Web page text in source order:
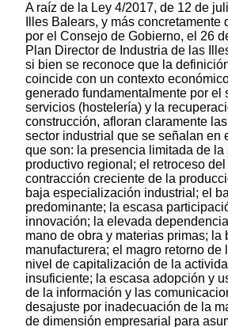
A raíz de la Ley 4/2017, de 12 de
Illes Balears, y más
por el Consejo de Gobierno, el 26
Plan Director de Industria de las
si bien se reconoce que la
coincide con un contexto
generado fundamentalmente por el
servicios (hostelería) y la
construcción, afloran claramente
sector industrial que se señalan en
que son: la presencia limitada de
productivo regional; el retroceso
contracción creciente de la
baja especialización industrial; el
predominante; la escasa
innovación; la elevada
mano de obra y materias primas; la
manufacturera; el magro retorno de
nivel de capitalización de la
insuficiente; la escasa adopción y
de la información y las
desajuste por inadecuación de la
de dimensión empresarial para